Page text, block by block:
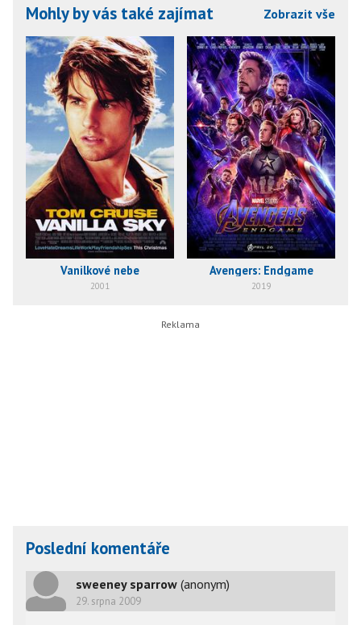
Mohly by vás také zajímat Zobrazit vše
Vanilkové nebe
2001
Avengers: Endgame
2019
Poslední komentáře
sweeney sparrow (anonym)
29. srpna 2009